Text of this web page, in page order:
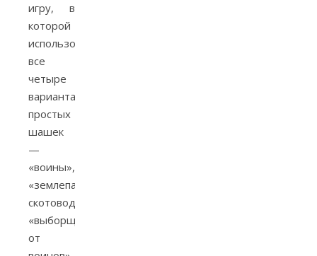
игру, в
которой
использовались
все
четыре
варианта
простых
шашек
—
«воины»,
«землепашцы-
скотоводы»,
«выборщики
от